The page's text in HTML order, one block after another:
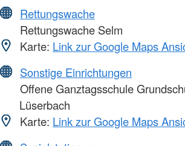
Rettungswache
Rettungswache Selm
Karte: Link zur Google Maps
Sonstige Einrichtungen
Offene Ganztagsschule
Lüserbach
Karte: Link zur Google Maps